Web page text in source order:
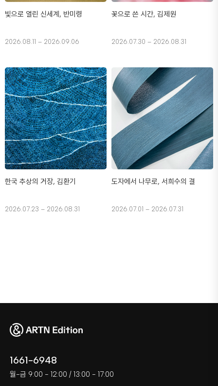
빛으로 열린 신세계, 반미령
2026.08.11 – 2026.09.06
꽃으로 쓴 시간, 김제원
2026.07.30 – 2026.08.31
한국 추상의 거장, 김환기
2026.07.23 – 2026.08.31
도자에서 나무로, 서희수의 결
2026.07.01 – 2026.07.31
1661-6948
월-금 9:00 - 12:00 / 13:00 - 17:00